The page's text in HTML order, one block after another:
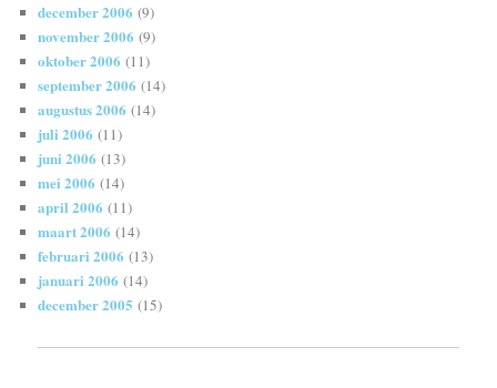
december 2006 (9)
november 2006 (9)
oktober 2006 (11)
september 2006 (14)
augustus 2006 (14)
juli 2006 (11)
juni 2006 (13)
mei 2006 (14)
april 2006 (11)
maart 2006 (14)
februari 2006 (13)
januari 2006 (14)
december 2005 (15)